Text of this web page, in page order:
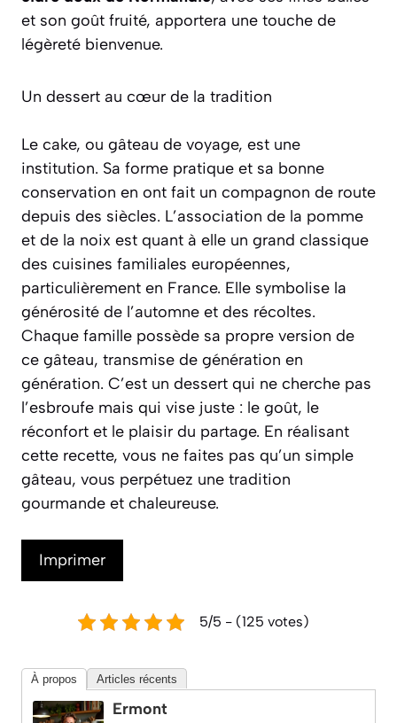
et son goût fruité, apportera une touche de
légèreté bienvenue.
Un dessert au cœur de la tradition
Le cake, ou gâteau de voyage, est une
institution. Sa forme pratique et sa bonne
conservation en ont fait un compagnon de route
depuis des siècles. L’association de la pomme
et de la noix est quant à elle un grand classique
des cuisines familiales européennes,
particulièrement en France. Elle symbolise la
générosité de l’automne et des récoltes.
Chaque famille possède sa propre version de
ce gâteau, transmise de génération en
génération. C’est un dessert qui ne cherche pas
l’esbroufe mais qui vise juste : le goût, le
réconfort et le plaisir du partage. En réalisant
cette recette, vous ne faites pas qu’un simple
gâteau, vous perpétuez une tradition
gourmande et chaleureuse.
Imprimer
5/5 - (125 votes)
À propos Articles récents
Ermont